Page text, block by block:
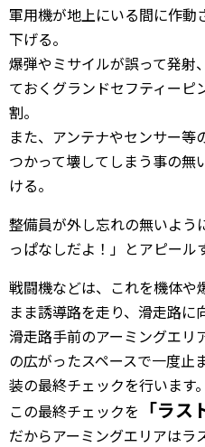
軍用機が地上にいる間に作動
下げる。
爆弾やミサイルが誤って発射
ておくグランドセフティー
割。
また、アンテナやセンサー
つかって壊してしまう事の無
ける。
整備員が外し忘れの無いよう
っぱなしだよ！」とアピール
戦闘機などは、これを機体や
まま誘導路を走り、滑走路に
滑走路手前のアーミングエリ
の広がったスペースで一度止
装の最終チェックを行います。
この最終チェックを 「ラス
だからアーミングエリアはラ